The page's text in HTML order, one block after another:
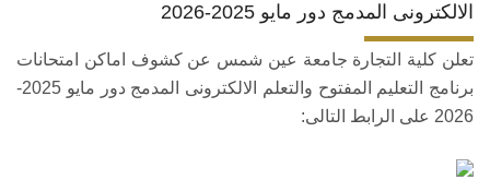
الالكترونى المدمج دور مايو 2025-2026
تعلن كلية التجارة جامعة عين شمس عن كشوف اماكن امتحانات
برنامج التعليم المفتوح والتعلم الالكترونى المدمج دور مايو 2025-
2026 على الرابط التالى: